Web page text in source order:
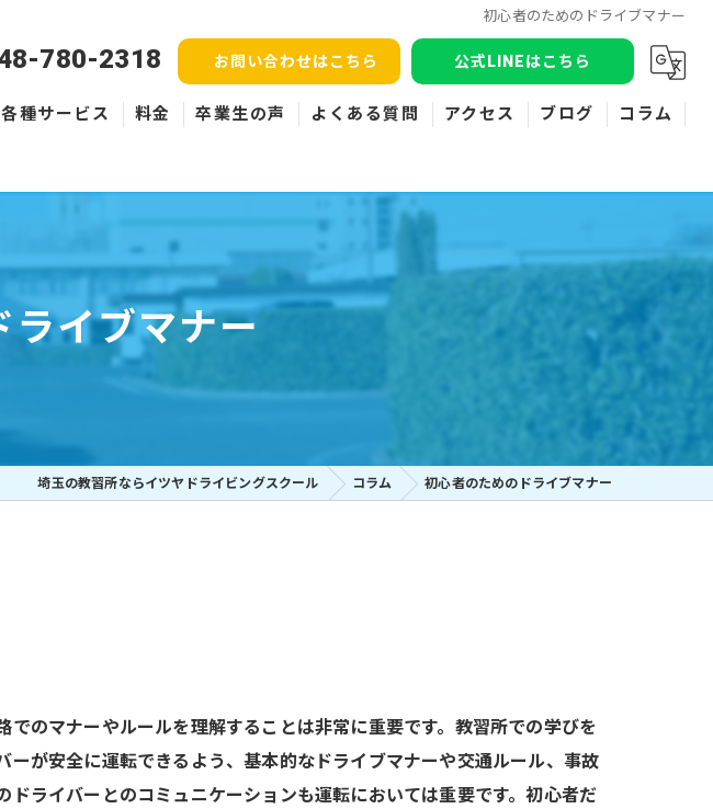
初心者のためのドライブマナー
780-2318 お問い合わせはこちら 公式LINEはこちら
各種サービス
ペーパードライバー
料金 卒業生の声 よくある質問 アクセス ブログ コラム
ライブマナー
埼玉の教習所ならイツヤドライビングスクール コラム 初心者のためのドライブマナー
のマナーやルールを理解することは非常に重要です。教習所での学びを
が安全に運転できるよう、基本的なドライブマナーや交通ルール、事故
ライバーとのコミュニケーションも運転においては重要です。初心者だ